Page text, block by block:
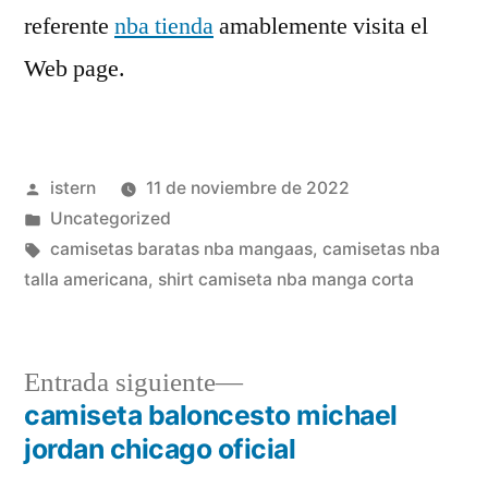
referente nba tiendaamablemente visita el
Web page.
Publicado
por
istern
11 de noviembre de 2022
Publicado
en
Uncategorized
Etiquetas:
camisetas baratas nba mangaas, camisetas nba
talla americana, shirt camiseta nba manga corta
Navegación
Entrada siguiente
Entrada
siguiente:
camiseta baloncesto michael
jordan chicago oficial